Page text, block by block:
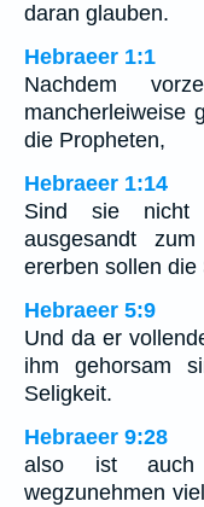
daran glauben.
Hebraeer 1:1
Nachdem
mancherleiweise
die Propheten,
Hebraeer 1:14
Sind sie nicht
ausgesandt
ererben sollen die
Hebraeer 5:9
Und da er
ihm gehorsam
Seligkeit.
Hebraeer 9:28
also ist auch
wegzunehmen